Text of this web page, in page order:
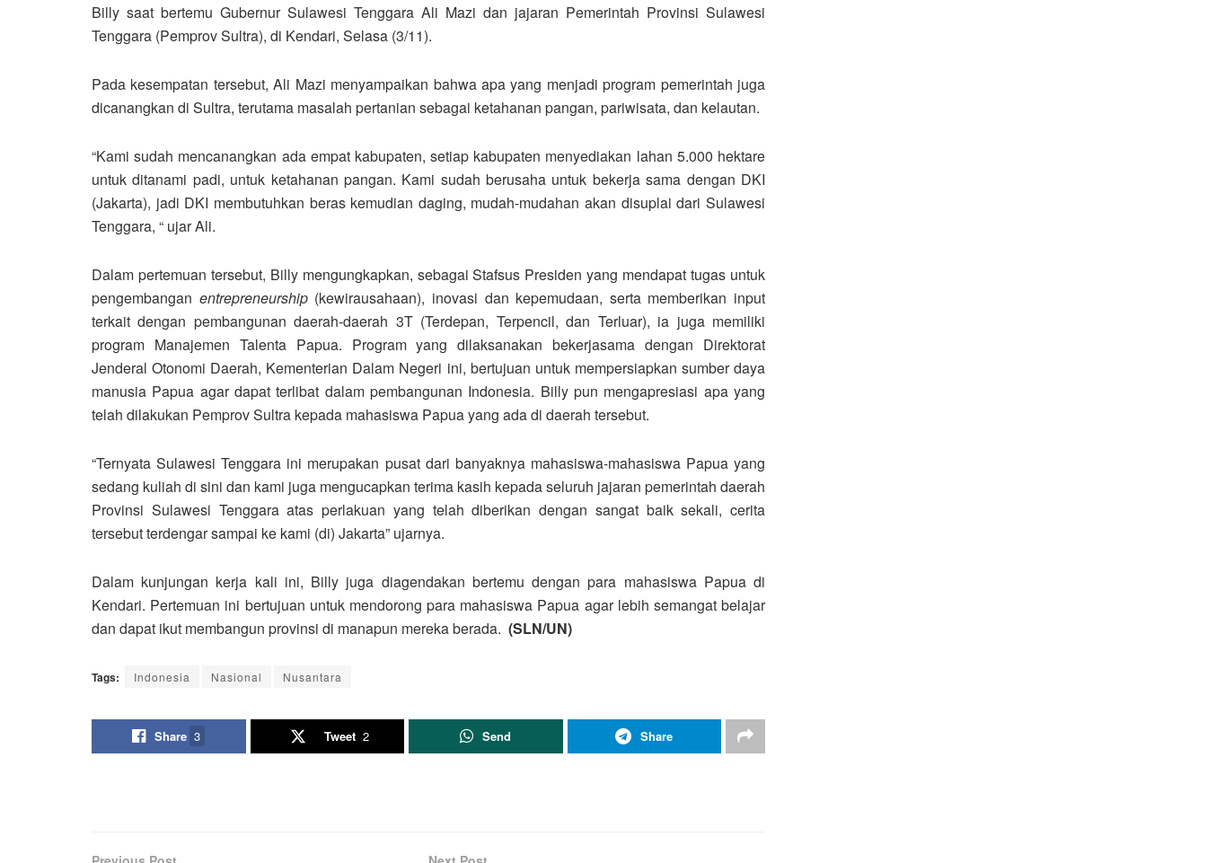
Billy saat bertemu Gubernur Sulawesi Tenggara Ali Mazi dan jajaran Pemerintah Provinsi Sulawesi
Tenggara (Pemprov Sultra), di Kendari, Selasa (3/11).
Pada kesempatan tersebut, Ali Mazi menyampaikan bahwa apa yang menjadi program pemerintah juga
dicanangkan di Sultra, terutama masalah pertanian sebagai ketahanan pangan, pariwisata, dan kelautan.
“Kami sudah mencanangkan ada empat kabupaten, setiap kabupaten menyediakan lahan 5.000 hektare
untuk ditanami padi, untuk ketahanan pangan. Kami sudah berusaha untuk bekerja sama dengan DKI
(Jakarta), jadi DKI membutuhkan beras kemudian daging, mudah-mudahan akan disuplai dari Sulawesi
Tenggara, “ ujar Ali.
Dalam pertemuan tersebut, Billy mengungkapkan, sebagai Stafsus Presiden yang mendapat tugas untuk
pengembangan entrepreneurship(kewirausahaan), inovasi dan kepemudaan, serta memberikan input
terkait dengan pembangunan daerah-daerah 3T (Terdepan, Terpencil, dan Terluar), ia juga memiliki
program Manajemen Talenta Papua. Program yang dilaksanakan bekerjasama dengan Direktorat
Jenderal Otonomi Daerah, Kementerian Dalam Negeri ini, bertujuan untuk mempersiapkan sumber daya
manusia Papua agar dapat terlibat dalam pembangunan Indonesia. Billy pun mengapresiasi apa yang
telah dilakukan Pemprov Sultra kepada mahasiswa Papua yang ada di daerah tersebut.
“Ternyata Sulawesi Tenggara ini merupakan pusat dari banyaknya mahasiswa-mahasiswa Papua yang
sedang kuliah di sini dan kami juga mengucapkan terima kasih kepada seluruh jajaran pemerintah daerah
Provinsi Sulawesi Tenggara atas perlakuan yang telah diberikan dengan sangat baik sekali, cerita
tersebut terdengar sampai ke kami (di) Jakarta” ujarnya.
Dalam kunjungan kerja kali ini, Billy juga diagendakan bertemu dengan para mahasiswa Papua di
Kendari. Pertemuan ini bertujuan untuk mendorong para mahasiswa Papua agar lebih semangat belajar
dan dapat ikut membangun provinsi di manapun mereka berada. (SLN/UN)
Tags: Indonesia Nasional Nusantara
Share 3 Tweet 2 Send Share